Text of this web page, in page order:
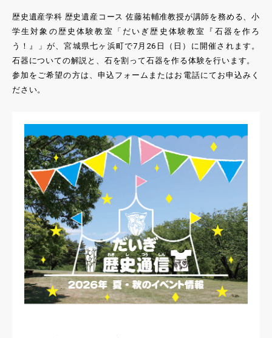
歴史遺産学科 歴史遺産コース 佐藤祐輔准教授が講師を務める、小
学生対象の歴史体験教室「だいぎ歴史体験教室『石器を作ろ
う！』」が、宮城県七ヶ浜町で7月26日（日）に開催されます。
石器についての解説と、石を割って石器を作る体験を行います。
参加をご希望の方は、申込フォームまたはお電話にてお申込みく
ださい。